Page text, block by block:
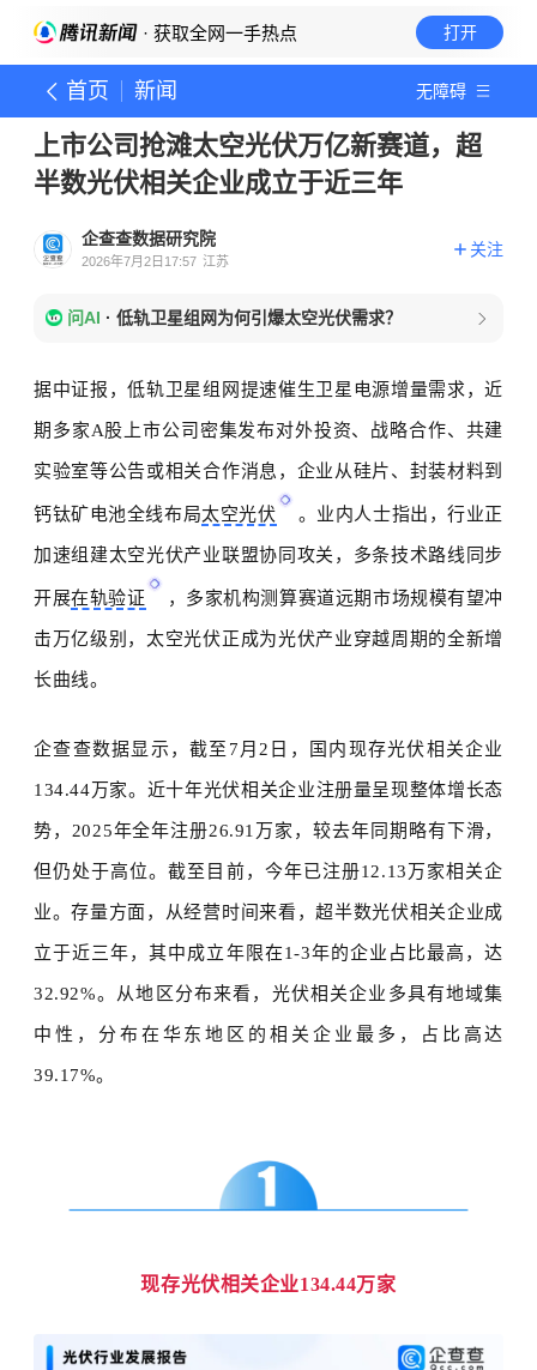
· 获取全网一手热点 打开
首页 新闻 无障碍
上市公司抢滩太空光伏万亿新赛道，超
半数光伏相关企业成立于近三年
企查查数据研究院
2026年7月2日17:57 江苏
关注
问AI · 低轨卫星组网为何引爆太空光伏需求？
据中证报，低轨卫星组网提速催生卫星电源增量需求，近
期多家A股上市公司密集发布对外投资、战略合作、共建
实验室等公告或相关合作消息，企业从硅片、封装材料到
钙钛矿电池全线布局太空光伏 。业内人士指出，行业正
加速组建太空光伏产业联盟协同攻关，多条技术路线同步
开展在轨验证 ，多家机构测算赛道远期市场规模有望冲
击万亿级别，太空光伏正成为光伏产业穿越周期的全新增
长曲线。
企查查数据显示，截至 7月2日，国内现存光伏相关企业
134.44万家。 近十年光伏相关企业注册量呈现整体增长态
势， 2025年全年注册26.91万家，较去年同期略有下滑，
但仍处于高位。截至目前，今年已注册12.13万家相关企
业。存量方面， 从经营时间来看，超半数光伏相关企业成
立于近三年，其中成立年限在1-3年的企业占比最高，达
32.92%。 从地区分布来看，光伏相关企业多具有地域集
中性，分布在 华东地区的相关企业最多， 占比高达
39.17%。
现存光伏相关企业134.44万家